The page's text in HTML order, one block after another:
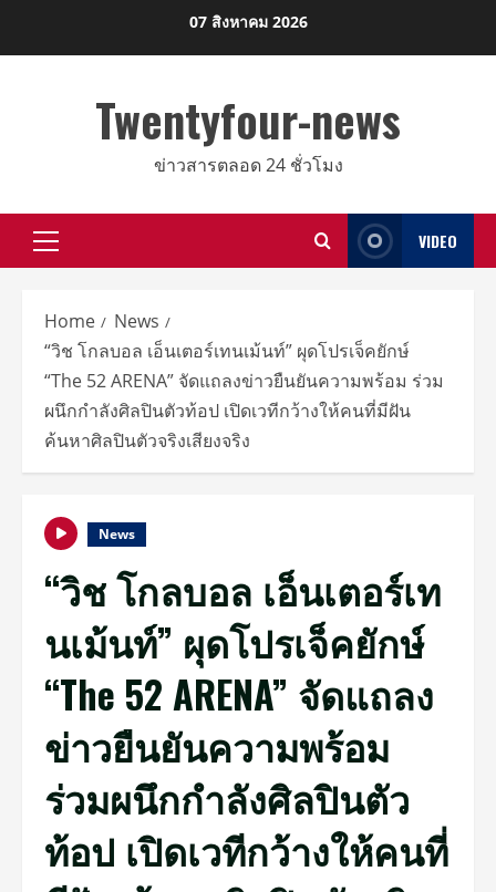
07 สิงหาคม 2026
Twentyfour-news
ข่าวสารตลอด 24 ชั่วโมง
Primary
VIDEO
Home
News
“วิช โกลบอล เอ็นเตอร์เทนเม้นท์” ผุดโปรเจ็คยักษ์
“The 52 ARENA” จัดแถลงข่าวยืนยันความพร้อม ร่วม
ผนึกกำลังศิลปินตัวท้อป เปิดเวทีกว้างให้คนที่มีฝัน
ค้นหาศิลปินตัวจริงเสียงจริง
News
“วิช โกลบอล เอ็นเตอร์เท
นเม้นท์” ผุดโปรเจ็คยักษ์
“The 52 ARENA” จัดแถลง
ข่าวยืนยันความพร้อม
ร่วมผนึกกำลังศิลปินตัว
ท้อป เปิดเวทีกว้างให้คนที่